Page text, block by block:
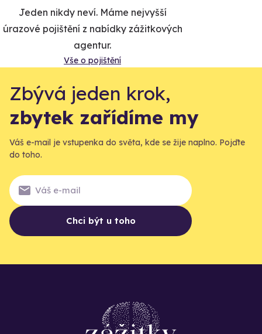
Jeden nikdy neví. Máme nejvyšší
úrazové pojištění z nabídky zážitkových
agentur.
Vše o pojištění
Zbývá jeden krok,
zbytek zařídíme my
Váš e-mail je vstupenka do světa, kde se žije naplno. Pojďte
do toho.
Chci být u toho